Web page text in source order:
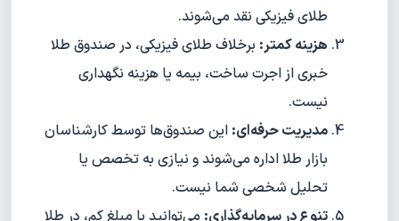
طلای فیزیکی نقد می‌شوند.
هزینه کمتر: برخلاف طلای فیزیکی، در صندوق طلا
خبری از اجرت ساخت، بیمه یا هزینه نگهداری
نیست.
مدیریت حرفه‌ای: این صندوق‌ها توسط کارشناسان
بازار طلا اداره می‌شوند و نیازی به تخصص یا
تحلیل شخصی شما نیست.
تنوع در سرمایه‌گذاری: می‌توانید با مبلغ کم، در طلا